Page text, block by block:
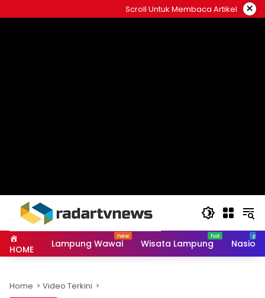
to
Scroll Untuk Membaca Artikel ×
HOME Lampung Wawai Wisata Lampung
Home Video Terkini